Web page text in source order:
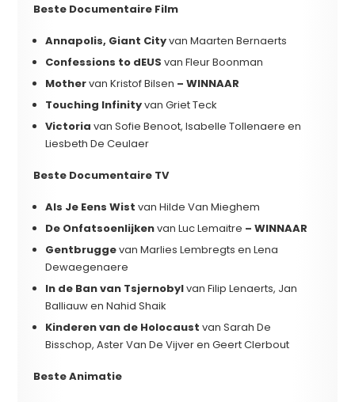
Beste Documentaire Film
Annapolis, Giant Cityvan Maarten Bernaerts
Confessions to dEUSvan Fleur Boonman
Mothervan Kristof Bilsen – WINNAAR
Touching Infinityvan Griet Teck
Victoria van Sofie Benoot, Isabelle Tollenaere en
Liesbeth De Ceulaer
Beste Documentaire TV
Als Je Eens Wist van Hilde Van Mieghem
De Onfatsoenlijkenvan Luc Lemaitre – WINNAAR
Gentbruggevan Marlies Lembregts en Lena
Dewaegenaere
In de Ban van Tsjernobylvan Filip Lenaerts, Jan
Balliauw en Nahid Shaik
Kinderen van de Holocaust van Sarah De
Bisschop, Aster Van De Vijver en Geert Clerbout
Beste Animatie